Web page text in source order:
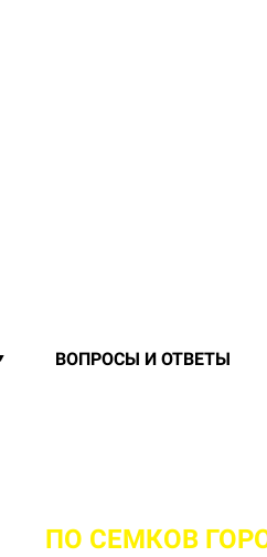
ВОПРОСЫ И ОТВЕТЫ
В СЕМКОВ
ПО СЕМКОВ